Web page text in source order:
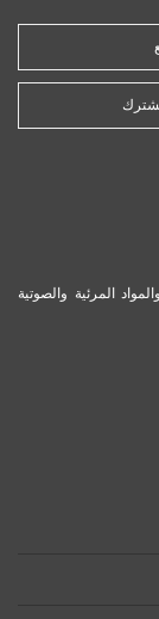
المرئية والصوتية